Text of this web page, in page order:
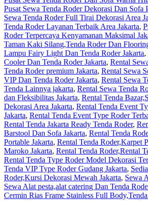
Pusat Sewa Tenda Roder Dekorasi Dan Sofa
Sewa Tenda Roder Full Tirai Dekorasi Area
Tenda Roder Layanan Terbaik Area Jakarta,
Roder Terpercaya Kenyamanan Maksimal
Taman Kaki Silang,Tenda Roder Dan
Lampu Fairy Light Dan Tenda Roder Jakarta,
Cooler Dan Tenda Roder Jakarta, Rental
Tenda Roder premium Jakarta, Rental Sewa
VIP Dan Tenda Roder Jakarta, Rental Sewa
Tenda Lainnya jakarta, Rental Sewa Tenda
dan Fleksibilitas Jakarta, Rental Tenda
Dekorasi Area Jakarta, Rental Tenda Event
Jakarta, Rental Tenda Event Type Roder
Rental Tenda Jakarta Ready Tenda Roder,
Barstool Dan Sofa Jakarta, Rental Tenda
Portable Jakarta, Rental Tenda Roder,Karpet
Maroko Jakarta, Rental Tenda Roder,Rental
Rental Tenda Type Roder Model Dekorasi
Tenda VIP Type Roder Gudang Jakarta,
Roder,Kursi Dekorasi Mewah Jakarta, Sewa
Sewa Alat pesta,alat catering Dan Tenda
Cermin Rias Frame Stainless Full